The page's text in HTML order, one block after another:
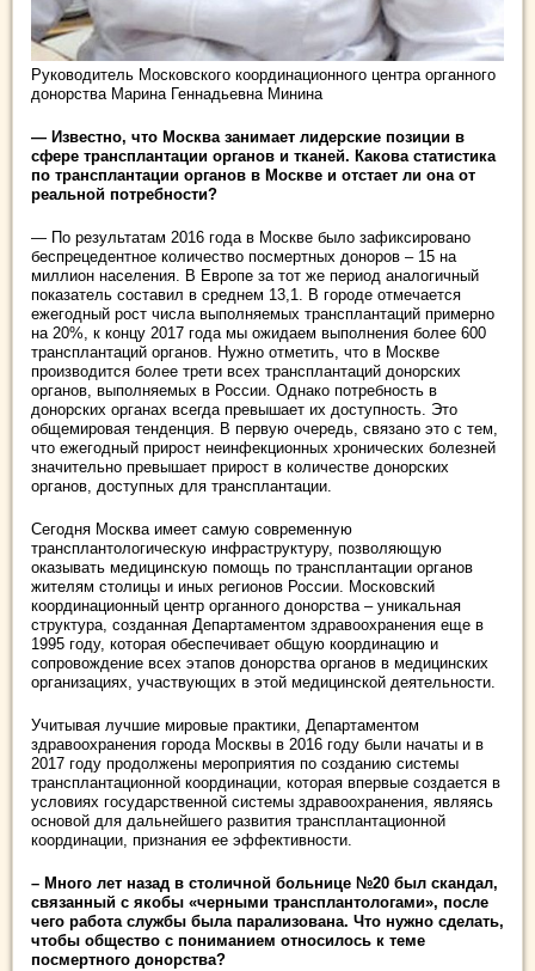
Руководитель Московского координационного центра органного
донорства Марина Геннадьевна Минина
— Известно, что Москва занимает лидерские позиции в
сфере трансплантации органов и тканей. Какова статистика
по трансплантации органов в Москве и отстает ли она от
реальной потребности?
— По результатам 2016 года в Москве было зафиксировано
беспрецедентное количество посмертных доноров – 15 на
миллион населения. В Европе за тот же период аналогичный
показатель составил в среднем 13,1. В городе отмечается
ежегодный рост числа выполняемых трансплантаций примерно
на 20%, к концу 2017 года мы ожидаем выполнения более 600
трансплантаций органов. Нужно отметить, что в Москве
производится более трети всех трансплантаций донорских
органов, выполняемых в России. Однако потребность в
донорских органах всегда превышает их доступность. Это
общемировая тенденция. В первую очередь, связано это с тем,
что ежегодный прирост неинфекционных хронических болезней
значительно превышает прирост в количестве донорских
органов, доступных для трансплантации.
Сегодня Москва имеет самую современную
трансплантологическую инфраструктуру, позволяющую
оказывать медицинскую помощь по трансплантации органов
жителям столицы и иных регионов России. Московский
координационный центр органного донорства – уникальная
структура, созданная Департаментом здравоохранения еще в
1995 году, которая обеспечивает общую координацию и
сопровождение всех этапов донорства органов в медицинских
организациях, участвующих в этой медицинской деятельности.
Учитывая лучшие мировые практики, Департаментом
здравоохранения города Москвы в 2016 году были начаты и в
2017 году продолжены мероприятия по созданию системы
трансплантационной координации, которая впервые создается в
условиях государственной системы здравоохранения, являясь
основой для дальнейшего развития трансплантационной
координации, признания ее эффективности.
– Много лет назад в столичной больнице №20 был скандал,
связанный с якобы «черными трансплантологами», после
чего работа службы была парализована. Что нужно сделать,
чтобы общество с пониманием относилось к теме
посмертного донорства?